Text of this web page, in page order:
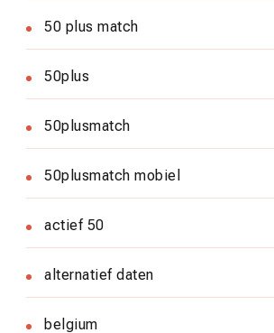
50 plus match
50plus
50plusmatch
50plusmatch mobiel
actief 50
alternatief daten
belgium